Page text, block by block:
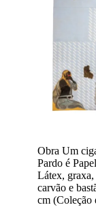
Obra Um
Pardo é
Látex, graxa,
carvão e
cm (Coleção